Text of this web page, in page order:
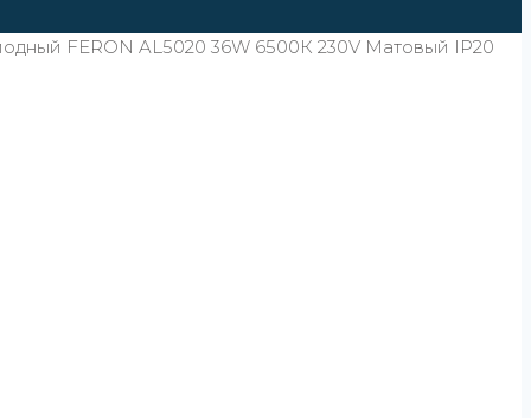
FERON AL5020 36W 6500К 230V Матовый IP20